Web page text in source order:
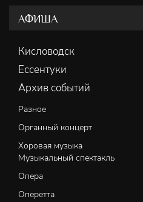
АФИША
Кисловодск
Ессентуки
Архив событий
Разное
Органный концерт
Хоровая музыка
Музыкальный спектакль
Опера
Оперетта